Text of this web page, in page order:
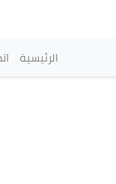
الرئيسية